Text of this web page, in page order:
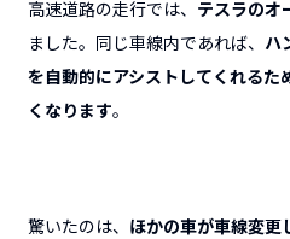
高速道路の走行では、 テスラのオ
ました。同じ車線内であれば、 ハ
を自動的にアシストしてくれるた
くなります。
驚いたのは、 ほかの車が車線変更